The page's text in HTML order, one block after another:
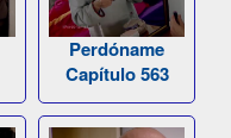
Perdóname
Capítulo 563